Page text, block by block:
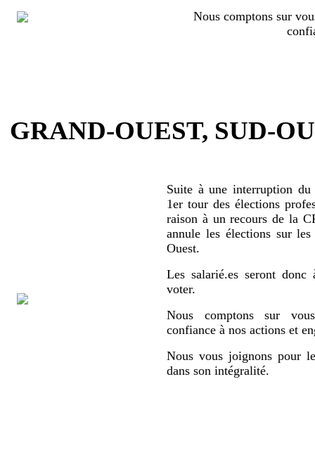
Nous comptons sur
GRAND-OUEST, SUD-
Suite à une interruption
1er tour des élections
raison à un recours de la
annule les élections sur
Ouest.
Les salarié.es seront
voter.
Nous comptons sur
confiance à nos actions et
Nous vous joignons pour
dans son intégralité.